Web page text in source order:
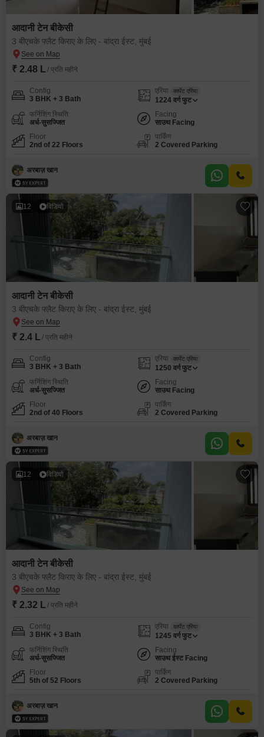
आदानी टेन बीकेसी
3 बीएचके फ्लैट किराए के लिए - बांद्रा ईस्ट, मुंबई
₹ 2.48 L / प्रति महीने
Config
3 BHK + 3 Bath
एरिया कार्पेट एरिया
1224 वर्ग फुट
फर्निशिंग स्थिति
अर्ध-सुसज्जित
Facing
साउथ Facing
Floor
2nd of 22 Floors
पार्किंग
2 Covered Parking
अरबाज़ खान
12 विडियो
आदानी टेन बीकेसी
3 बीएचके फ्लैट किराए के लिए - बांद्रा ईस्ट, मुंबई
₹ 2.4 L / प्रति महीने
Config
3 BHK + 3 Bath
एरिया कार्पेट एरिया
1250 वर्ग फुट
फर्निशिंग स्थिति
अर्ध-सुसज्जित
Facing
साउथ Facing
Floor
2nd of 40 Floors
पार्किंग
2 Covered Parking
अरबाज़ खान
12 विडियो
आदानी टेन बीकेसी
3 बीएचके फ्लैट किराए के लिए - बांद्रा ईस्ट, मुंबई
₹ 2.32 L / प्रति महीने
Config
3 BHK + 3 Bath
एरिया कार्पेट एरिया
1245 वर्ग फुट
फर्निशिंग स्थिति
अर्ध-सुसज्जित
Facing
साउथ ईस्ट Facing
Floor
5th of 52 Floors
पार्किंग
2 Covered Parking
अरबाज़ खान